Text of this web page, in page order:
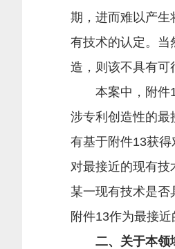
期，进而难以产生
有技术的认定。当
造，则该不具有可
本案中，附件13
涉专利创造性的最
有基于附件13获
对最接近的现有技
某一现有技术是否
附件13作为最接
二、关于本领域